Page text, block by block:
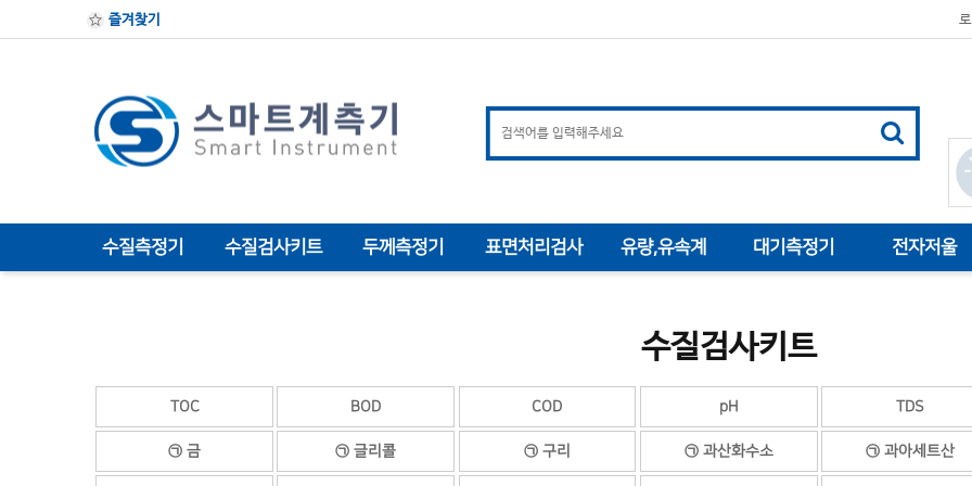
즐겨찾기
수질측정기 수질검사키트 두께측정기 표면처리검사 유량,유속계 대기측정기 전자저울
수질검사키트
TOC BOD COD pH TDS
㉠ 금 ㉠ 글리콜 ㉠ 구리 ㉠ 과산화수소 ㉠ 과아세트산